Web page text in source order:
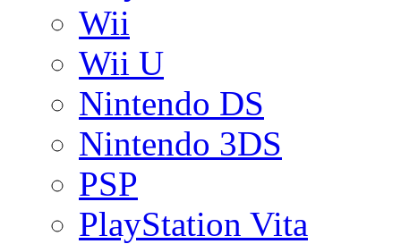
Wii
Wii U
Nintendo DS
Nintendo 3DS
PSP
PlayStation Vita